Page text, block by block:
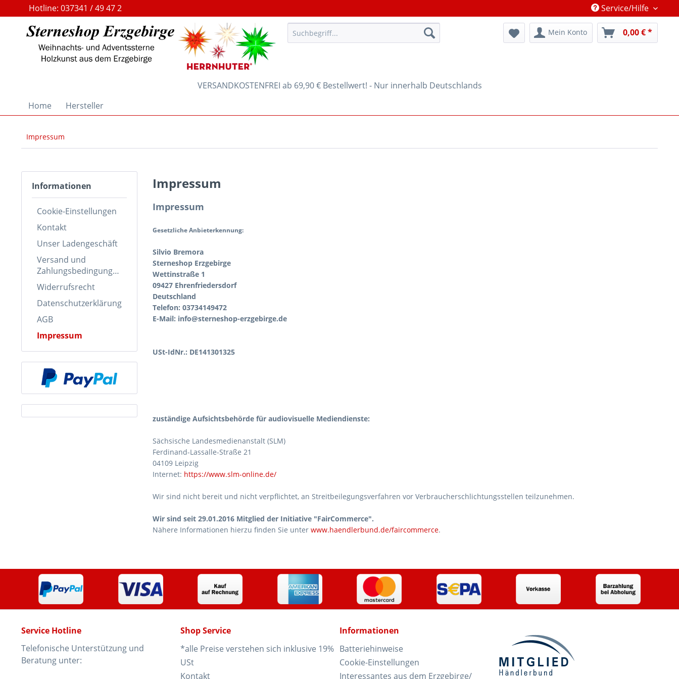
Hotline: 037341 / 49 47 2 Service/Hilfe
Mein Konto 0,00 € *
VERSANDKOSTENFREI ab 69,90 € Bestellwert! - Nur innerhalb Deutschlands
Home
Hersteller
Impressum
Informationen
Cookie-Einstellungen
Kontakt
Unser Ladengeschäft
Versand und
Zahlungsbedingungen
Widerrufsrecht
Datenschutzerklärung
AGB
Impressum
Impressum
Impressum
Gesetzliche Anbieterkennung:
Silvio Bremora
Sterneshop Erzgebirge
Wettinstraße 1
09427 Ehrenfriedersdorf
Deutschland
Telefon: 03734149472
E-Mail: info@sterneshop-erzgebirge.de
USt-IdNr.: DE141301325
zuständige Aufsichtsbehörde für audiovisuelle Mediendienste:
Sächsische Landesmedienanstalt (SLM)
Ferdinand-Lassalle-Straße 21
04109 Leipzig
Internet: https://www.slm-online.de/
Wir sind nicht bereit und nicht verpflichtet, an Streitbeilegungsverfahren vor Verbraucherschlichtungsstellen teilzunehmen.
Wir sind seit 29.01.2016 Mitglied der Initiative "FairCommerce".
Nähere Informationen hierzu finden Sie unter www.haendlerbund.de/faircommerce.
Service Hotline
Telefonische Unterstützung und
Beratung unter:
Shop Service
*alle Preise verstehen sich inklusive 19%
USt
Kontakt
Informationen
Batteriehinweise
Cookie-Einstellungen
Interessantes aus dem Erzgebirge/